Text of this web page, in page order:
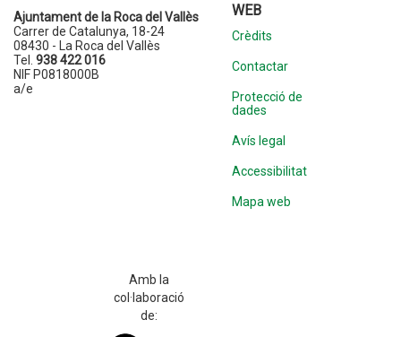
Ajuntament de la Roca del Vallès
Carrer de Catalunya, 18-24
08430 - La Roca del Vallès
Tel. 938 422 016
NIF P0818000B
a/e
WEB
Crèdits
Contactar
Protecció de
dades
Avís legal
Accessibilitat
Mapa web
Amb la
col·laboració
de: